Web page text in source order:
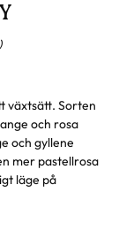
växtsätt. Sorten
och rosa
och gyllene
mer pastellrosa
läge på